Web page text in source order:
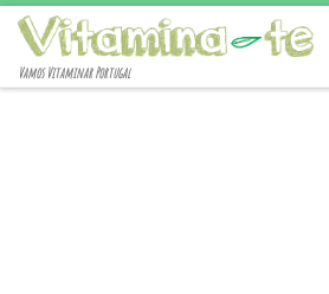
Vamos Vitaminar Portugal